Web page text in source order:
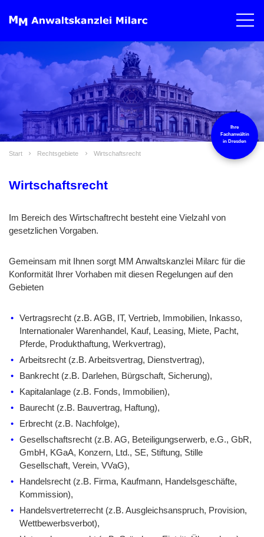
Ihre
Fachanwältin
in Dresden
Start Rechtsgebiete Wirtschaftsrecht
Wirtschaftsrecht
Im Bereich des Wirtschaftrecht besteht eine Vielzahl von
gesetzlichen Vorgaben.
Gemeinsam mit Ihnen sorgt MM Anwaltskanzlei Milarc für die
Konformität Ihrer Vorhaben mit diesen Regelungen auf den
Gebieten
Vertragsrecht (z.B. AGB, IT, Vertrieb, Immobilien, Inkasso,
Internationaler Warenhandel, Kauf, Leasing, Miete, Pacht,
Pferde, Produkthaftung, Werkvertrag),
Arbeitsrecht (z.B. Arbeitsvertrag, Dienstvertrag),
Bankrecht (z.B. Darlehen, Bürgschaft, Sicherung),
Kapitalanlage (z.B. Fonds, Immobilien),
Baurecht (z.B. Bauvertrag, Haftung),
Erbrecht (z.B. Nachfolge),
Gesellschaftsrecht (z.B. AG, Beteiligungserwerb, e.G., GbR,
GmbH, KGaA, Konzern, Ltd., SE, Stiftung, Stille
Gesellschaft, Verein, VVaG),
Handelsrecht (z.B. Firma, Kaufmann, Handelsgeschäfte,
Kommission),
Handelsvertreterrecht (z.B. Ausgleichsanspruch, Provision,
Wettbewerbsverbot),